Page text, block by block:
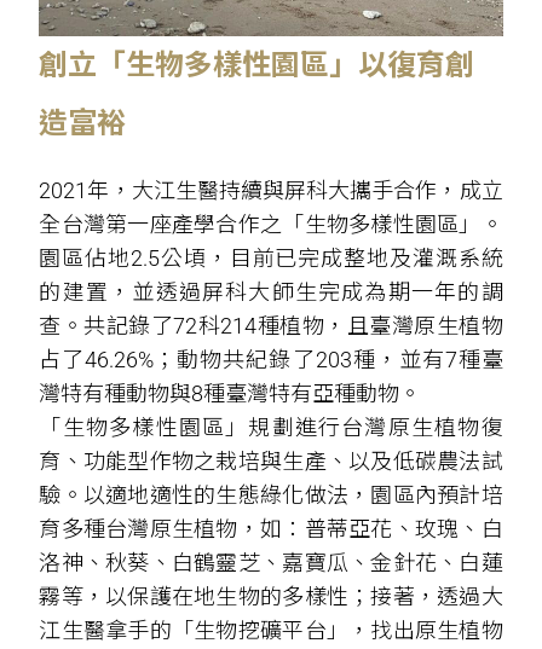
創立「生物多樣性園區」以復育創
造富裕
2021年，大江生醫持續與屏科大攜手合作，成立
全台灣第一座產學合作之「生物多樣性園區」。
園區佔地2.5公頃，目前已完成整地及灌溉系統
的建置，並透過屏科大師生完成為期一年的調
查。共記錄了72科214種植物，且臺灣原生植物
占了46.26%；動物共紀錄了203種，並有7種臺
灣特有種動物與8種臺灣特有亞種動物。
「生物多樣性園區」規劃進行台灣原生植物復
育、功能型作物之栽培與生產、以及低碳農法試
驗。以適地適性的生態綠化做法，園區內預計培
育多種台灣原生植物，如：普蒂亞花、玫瑰、白
洛神、秋葵、白鶴靈芝、嘉寶瓜、金針花、白蓮
霧等，以保護在地生物的多樣性；接著，透過大
江生醫拿手的「生物挖礦平台」，找出原生植物